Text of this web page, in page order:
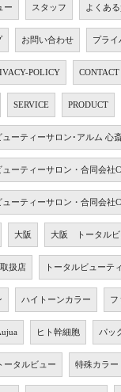
ー スタッフ よくあ
お問い合わせ プライ
POLICY CONTACT
SERVICE PRODUCT
ーティーサロン･アルム 心
ーティーサロン・合同会社
ーティーサロン・合同会社
大阪 大阪 トータル
取扱店 トータルビューテ
ハイトーンカラー フ
ヒト幹細胞 パッ
トータルビュー 特殊カラー